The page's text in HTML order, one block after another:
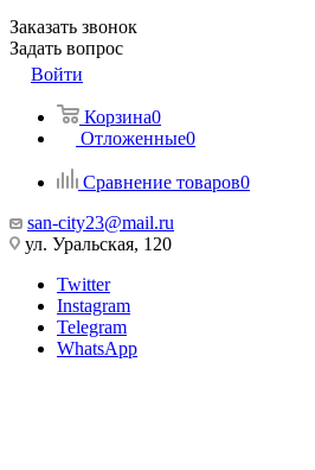
Заказать звонок
Задать вопрос
Войти
Корзина0
Отложенные0
Сравнение товаров0
san-city23@mail.ru
ул. Уральская, 120
Twitter
Instagram
Telegram
WhatsApp